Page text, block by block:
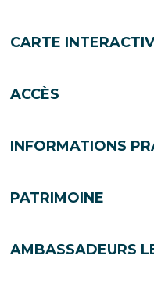
CARTE
ACCÈS
INFORMATIONS
PATRIMOINE
AMBASSADEURS
rouvrira le lundi
avant la
saison, prévue
restera
via la TC Chéry.
sur le
21 et
TC Chéry sera
simple et aller-
réservé